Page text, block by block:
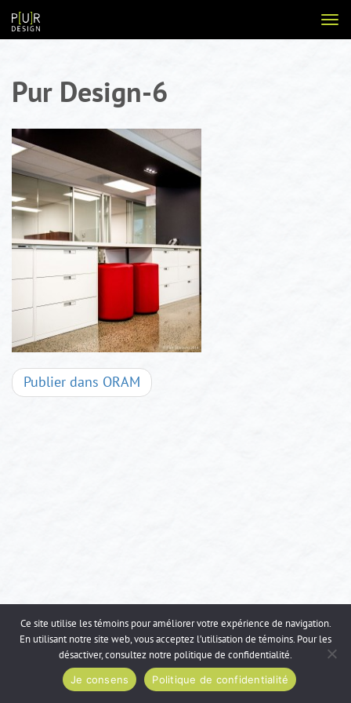
contenu
Pur Design-6
Navigation
Publier dans ORAM
Voir
Ce site utilise les témoins pour améliorer votre expérience de navigation.
En utilisant notre site web, vous acceptez l’utilisation de témoins. Pour les
désactiver, consultez notre politique de confidentialité.
Je consens
Politique de confidentialité